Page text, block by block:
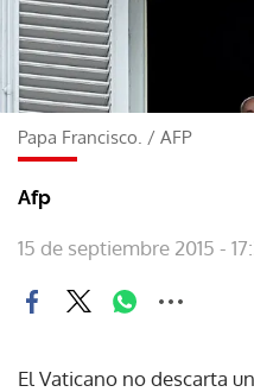
Papa Francisco. / AFP
Afp
15 de septiembre 2015 -
El Vaticano no descarta